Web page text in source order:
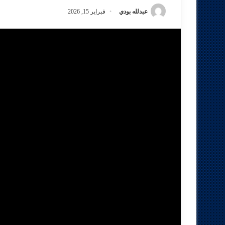
عبدلله بودي فبراير 15, 2026